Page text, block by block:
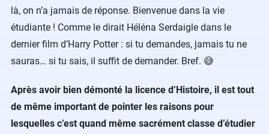
là, on n’a jamais de réponse. Bienvenue dans la vie
étudiante ! Comme le dirait Héléna Serdaigle dans le
dernier film d’Harry Potter : si tu demandes, jamais tu ne
sauras… si tu sais, il suffit de demander. Bref. 😅
Après avoir bien démonté la licence d’Histoire, il est tout
de même important de pointer les raisons pour
lesquelles c’est quand même sacrément classe d’étudier